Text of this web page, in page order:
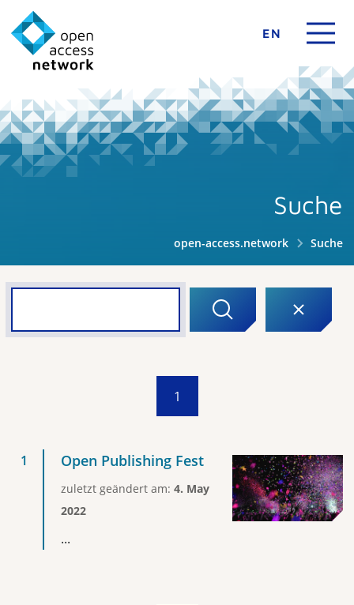
EN
Suche
open-access.network Suche
1
Open Publishing Fest
zuletzt geändert am: 4. May
2022
...